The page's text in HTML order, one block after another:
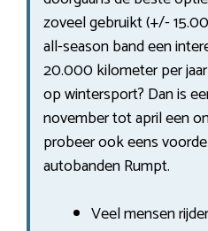
zoveel gebruikt (+/-
all-season band een
20.000 kilometer per
op wintersport? Dan is
november tot april een
probeer ook eens
autobanden Rumpt.
Veel mensen